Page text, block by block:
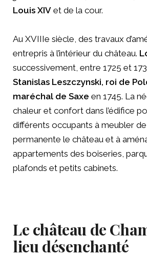
Louis XIV et de la cour.
Au XVIIIe siècle, des travaux
entrepris à l’intérieur du château.
successivement, entre 1725 et
Stanislas Leszczynski, roi de
maréchal de Saxe en 1745. La
chaleur et confort dans l’édifice
différents occupants à meubler
permanente le château et à
appartements des boiseries,
plafonds et petits cabinets.
Le château de
lieu désenchanté